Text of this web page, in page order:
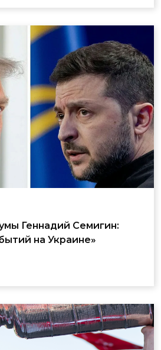
Геннадий Семигин:
на Украине»